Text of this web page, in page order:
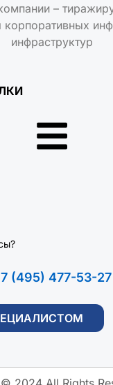
–
корпоративных
инфраструктур
(495) 477-53-27